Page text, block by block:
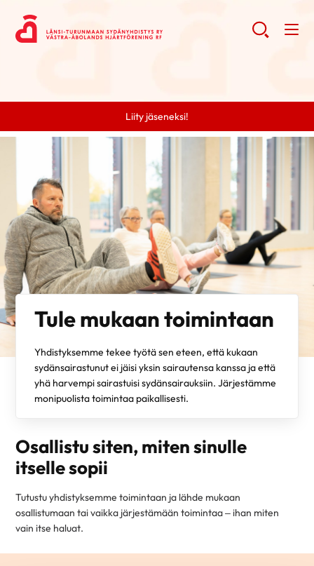
Liity jäseneksi!
Tule mukaan toimintaan
Yhdistyksemme tekee työtä sen eteen, että kukaan
sydänsairastunut ei jäisi yksin sairautensa kanssa ja että
yhä harvempi sairastuisi sydänsairauksiin. Järjestämme
monipuolista toimintaa paikallisesti.
Osallistu siten, miten sinulle
itselle sopii
Tutustu yhdistyksemme toimintaan ja lähde mukaan
osallistumaan tai vaikka järjestämään toimintaa – ihan miten
vain itse haluat.